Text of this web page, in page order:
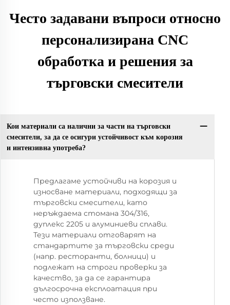
Често задавани въпроси относно
персонализирана CNC
обработка и решения за
търговски смесители
Кои материали са налични за части на търговски
смесители, за да се осигури устойчивост към корозия
и интензивна употреба?
Предлагаме устойчиви на корозия и
износване материали, подходящи за
търговски смесители, като
неръждаема стомана 304/316,
дуплекс 2205 и алуминиеви сплави.
Тези материали отговарят на
стандартите за търговски среди
(напр. ресторанти, болници) и
подлежат на строги проверки за
качество, за да се гарантира
дългосрочна експлоатация при
често използване.